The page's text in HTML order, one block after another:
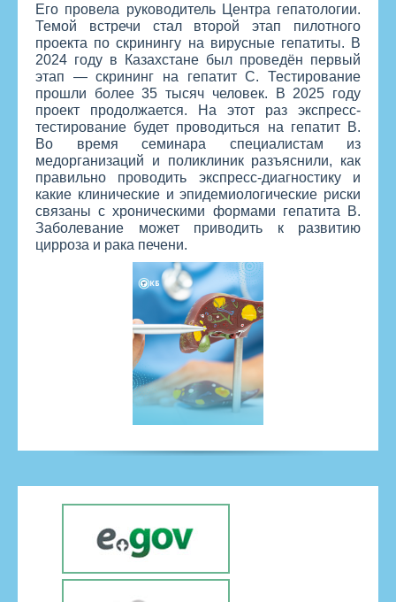
Его провела руководитель Центра гепатологии.
Темой встречи стал второй этап пилотного
проекта по скринингу на вирусные гепатиты. В
2024 году в Казахстане был проведён первый
этап — скрининг на гепатит С. Тестирование
прошли более 35 тысяч человек. В 2025 году
проект продолжается. На этот раз экспресс-
тестирование будет проводиться на гепатит B.
Во время семинара специалистам из
медорганизаций и поликлиник разъяснили, как
правильно проводить экспресс-диагностику и
какие клинические и эпидемиологические риски
связаны с хроническими формами гепатита B.
Заболевание может приводить к развитию
цирроза и рака печени.